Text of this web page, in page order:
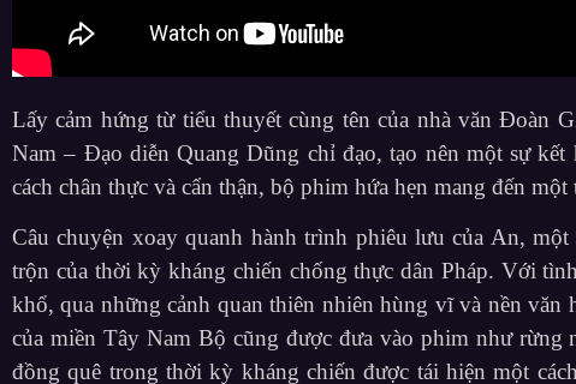
Lấy cảm hứng từ tiểu thuyết cùng tên của nhà văn Đoàn
Nam – Đạo diễn Quang Dũng chỉ đạo, tạo nên một sự
cách chân thực và cẩn thận, bộ phim hứa hẹn mang đến
Câu chuyện xoay quanh hành trình phiêu lưu của An,
trộn của thời kỳ kháng chiến chống thực dân Pháp. Với
khổ, qua những cảnh quan thiên nhiên hùng vĩ và nền
của miền Tây Nam Bộ cũng được đưa vào phim như
đồng quê trong thời kỳ kháng chiến được tái hiện một